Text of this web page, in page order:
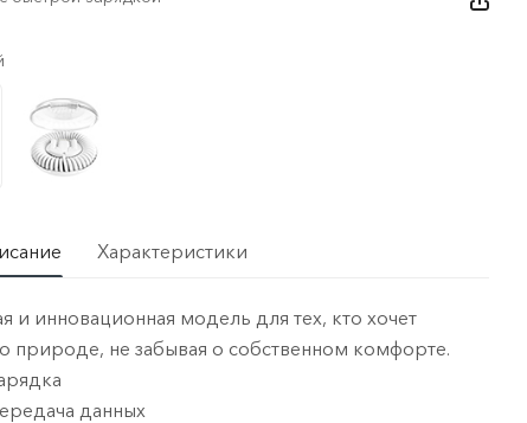
Характеристики
и инновационная модель для тех, кто хочет
о природе, не забывая о собственном комфорте.
данных